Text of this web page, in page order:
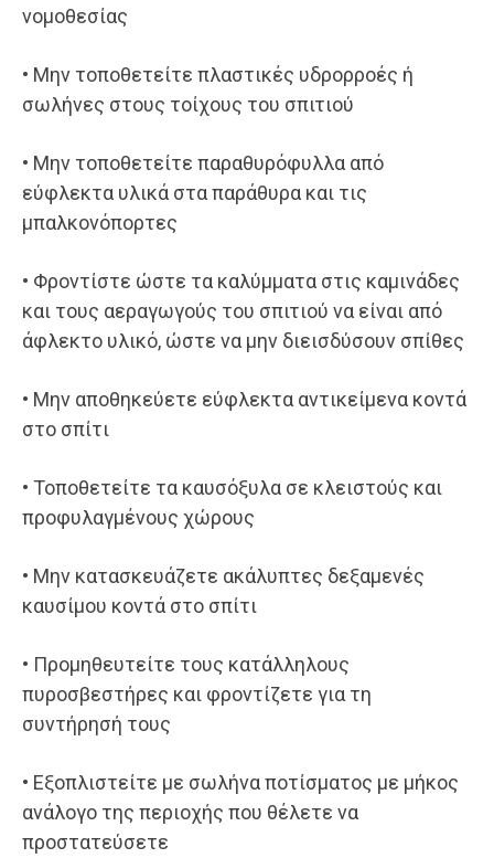
νομοθεσίας
• Μην τοποθετείτε πλαστικές υδρορροές ή
σωλήνες στους τοίχους του σπιτιού
• Μην τοποθετείτε παραθυρόφυλλα από
εύφλεκτα υλικά στα παράθυρα και τις
μπαλκονόπορτες
• Φροντίστε ώστε τα καλύμματα στις καμινάδες
και τους αεραγωγούς του σπιτιού να είναι από
άφλεκτο υλικό, ώστε να μην διεισδύσουν σπίθες
• Μην αποθηκεύετε εύφλεκτα αντικείμενα κοντά
στο σπίτι
• Τοποθετείτε τα καυσόξυλα σε κλειστούς και
προφυλαγμένους χώρους
• Μην κατασκευάζετε ακάλυπτες δεξαμενές
καυσίμου κοντά στο σπίτι
• Προμηθευτείτε τους κατάλληλους
πυροσβεστήρες και φροντίζετε για τη
συντήρησή τους
• Εξοπλιστείτε με σωλήνα ποτίσματος με μήκος
ανάλογο της περιοχής που θέλετε να
προστατεύσετε